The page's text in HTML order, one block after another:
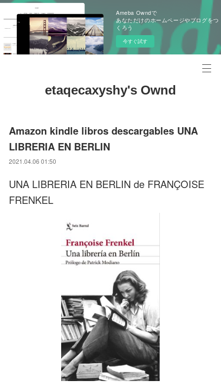
Ameba Owndで
あなただけのホームページやブログをつ
くろう
今すぐ試す
etaqecaxyshy's Ownd
Amazon kindle libros descargables UNA
LIBRERIA EN BERLIN
2021.04.06 01:50
UNA LIBRERIA EN BERLIN de FRANÇOISE
FRENKEL